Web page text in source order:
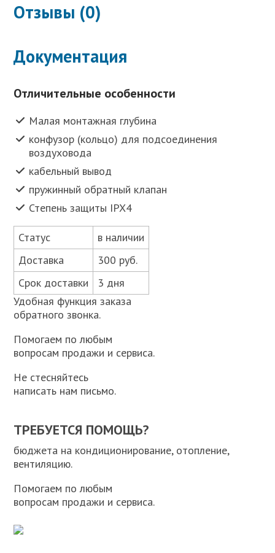
Отзывы (0)
Документация
Отличительные особенности
Малая монтажная глубина
конфузор (кольцо) для подсоединения
воздуховода
кабельный вывод
пружинный обратный клапан
Степень защиты IPX4
Статус
в наличии
Доставка
300 руб.
Срок доставки
3 дня
Удобная функция заказа
обратного звонка.
Помогаем по любым
вопросам продажи и сервиса.
Не стесняйтесь
написать нам письмо.
ТРЕБУЕТСЯ ПОМОЩЬ?
бюджета на кондиционирование, отопление,
вентиляцию.
Помогаем по любым
вопросам продажи и сервиса.